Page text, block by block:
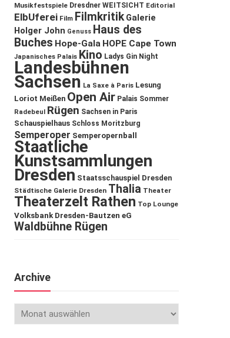
Musikfestspiele Dresdner WEITSICHT Editorial
ElbUferei Film Filmkritik Galerie
Holger John Genuss Haus des
Buches Hope-Gala HOPE Cape Town
Japanisches Palais Kino Ladys Gin Night
Landesbühnen
Sachsen La Saxe à Paris Lesung
Loriot Meißen Open Air Palais Sommer
Radebeul Rügen Sachsen in Paris
Schauspielhaus Schloss Moritzburg
Semperoper Semperopernball
Staatliche
Kunstsammlungen
Dresden Staatsschauspiel Dresden
Städtische Galerie Dresden Thalia Theater
Theaterzelt Rathen Top Lounge
Volksbank Dresden-Bautzen eG
Waldbühne Rügen
Archive